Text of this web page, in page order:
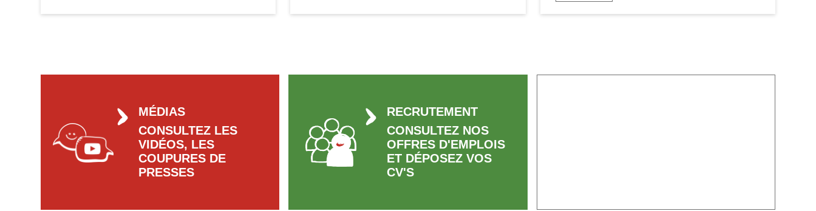
MÉDIAS
CONSULTEZ LES
VIDÉOS, LES
COUPURES DE
PRESSES
RECRUTEMENT
CONSULTEZ NOS
OFFRES D'EMPLOIS
ET DÉPOSEZ VOS
CV'S